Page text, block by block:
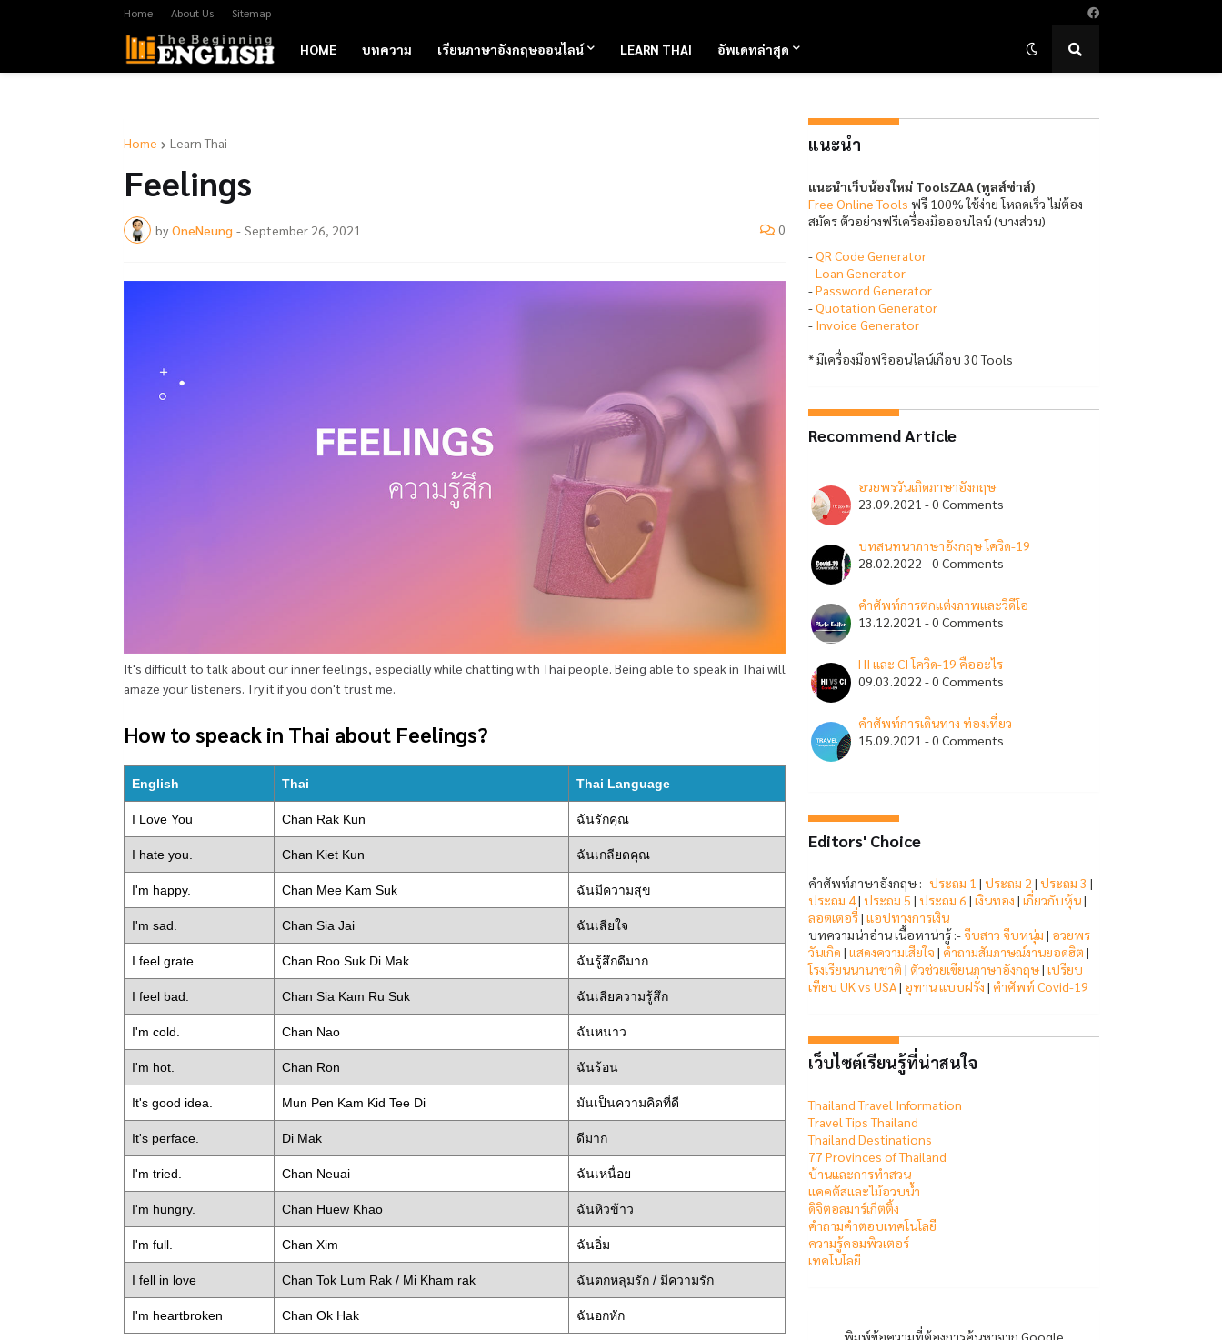
Home About Us Sitemap
HOME บทความ เรียนภาษาอังกฤษออนไลน์ LEARN THAI อัพเดทล่าสุด
Home Learn Thai
Feelings
by OneNeung - September 26, 2021 0
It's difficult to talk about our inner feelings, especially while chatting with Thai people. Being able to speak in Thai will
amaze your listeners. Try it if you don't trust me.
How to speack in Thai about Feelings?
English Thai Thai Language
I Love You Chan Rak Kun ฉันรักคุณ
I hate you. Chan Kiet Kun ฉันเกลียดคุณ
I'm happy. Chan Mee Kam Suk ฉันมีความสุข
I'm sad. Chan Sia Jai ฉันเสียใจ
I feel grate. Chan Roo Suk Di Mak ฉันรู้สึกดีมาก
I feel bad. Chan Sia Kam Ru Suk ฉันเสียความรู้สึก
I'm cold. Chan Nao ฉันหนาว
I'm hot. Chan Ron ฉันร้อน
It's good idea. Mun Pen Kam Kid Tee Di มันเป็นความคิดที่ดี
It's perface. Di Mak ดีมาก
I'm tried. Chan Neuai ฉันเหนื่อย
I'm hungry. Chan Huew Khao ฉันหิวข้าว
I'm full. Chan Xim ฉันอิ่ม
I fell in love Chan Tok Lum Rak / Mi Kham rak ฉันตกหลุมรัก / มีความรัก
I'm heartbroken Chan Ok Hak ฉันอกหัก
แนะนำ
แนะนำเว็บน้องใหม่ ToolsZAA (ทูลส์ซ่าส์)
Free Online Tools ฟรี 100% ใช้ง่าย โหลดเร็ว ไม่ต้อง
สมัคร ตัวอย่างฟรีเครื่องมือออนไลน์ (บางส่วน)
-QR Code Generator
-Loan Generator
-Password Generator
-Quotation Generator
- Invoice Generator
* มีเครื่องมือฟรีออนไลน์เกือบ 30 Tools
Recommend Article
อวยพรวันเกิดภาษาอังกฤษ
23.09.2021 - 0 Comments
บทสนทนาภาษาอังกฤษ โควิด-19
28.02.2022 - 0 Comments
คำศัพท์การตกแต่งภาพและวีดีโอ
13.12.2021 - 0 Comments
HI และ CI โควิด-19 คืออะไร
09.03.2022 - 0 Comments
คำศัพท์การเดินทาง ท่องเที่ยว
15.09.2021 - 0 Comments
Editors' Choice
คำศัพท์ภาษาอังกฤษ :-ประถม 1 | ประถม 2 | ประถม 3 |
ประถม 4| ประถม 5 | ประถม 6 | เงินทอง | เกี่ยวกับหุ้น|
ลอตเตอรี่| แอปทางการเงิน
บทความน่าอ่าน เนื้อหาน่ารู้ :- จีบสาว จีบหนุ่ม | อวยพร
วันเกิด | แสดงความเสียใจ | คำถามสัมภาษณ์งานยอดฮิต |
โรงเรียนนานาชาติ | ตัวช่วยเขียนภาษาอังกฤษ| เปรียบ
เทียบ UK vs USA| อุทาน แบบฝรั่ง | คำศัพท์ Covid-19
เว็บไซต์เรียนรู้ที่น่าสนใจ
Thailand Travel Information
Travel Tips Thailand
Thailand Destinations
77 Provinces of Thailand
บ้านและการทำสวน
แคคตัสและไม้อวบน้ำ
ดิจิตอลมาร์เก็ตติ้ง
คำถามคำตอบเทคโนโลยี
ความรู้คอมพิวเตอร์
เทคโนโลยี
พิมพ์ข้อความที่ต้องการค้นหาจาก Google